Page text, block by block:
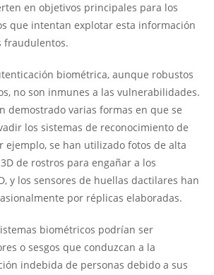
en objetivos principales para los
que intentan explotar esta información
fraudulentos.
biométrica, aunque robustos
no son inmunes a las vulnerabilidades.
demostrado varias formas en que se
los sistemas de reconocimiento de
ejemplo, se han utilizado fotos de alta
de rostros para engañar a los
y los sensores de huellas dactilares han
por réplicas elaboradas.
biométricos podrían ser
o sesgos que conduzcan a la
indebida de personas debido a sus